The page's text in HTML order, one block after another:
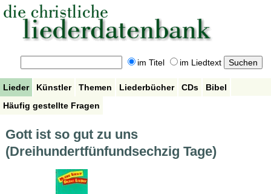
im Titel im Liedtext
Lieder Künstler Themen Liederbücher CDs
Bibel
Häufig gestellte Fragen
Gott ist so gut zu uns
(Dreihundertfünfundsechzig Tage)